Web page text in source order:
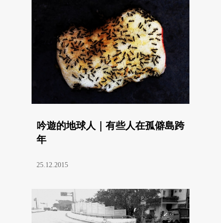
吟遊的地球人｜有些人在孤僻島跨
年
25.12.2015